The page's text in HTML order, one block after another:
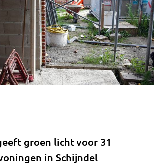
groen licht voor 31
in Schijndel